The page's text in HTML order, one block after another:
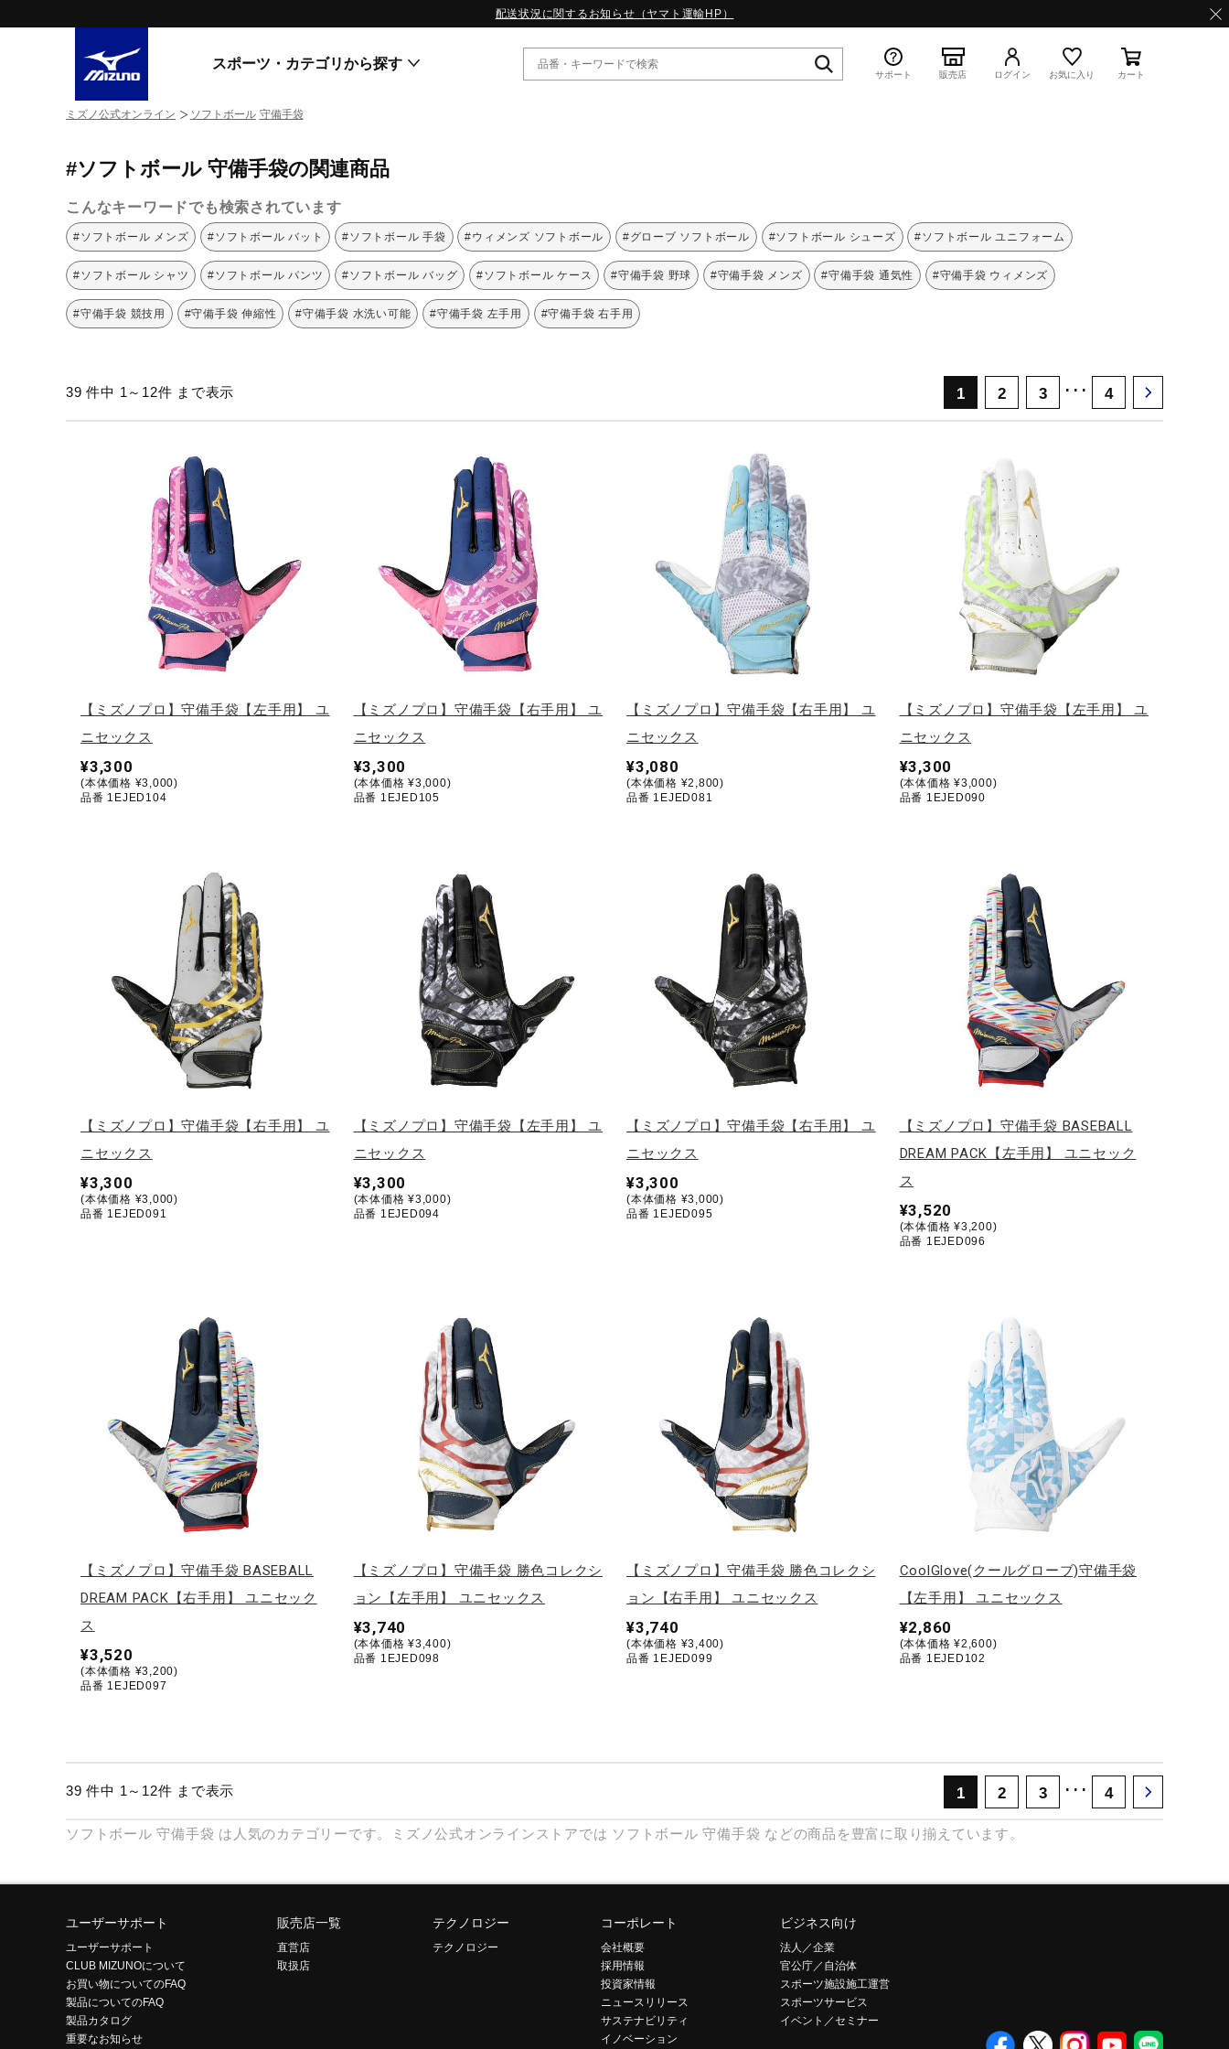
配送状況に関するお知らせ（ヤマト運輸HP）
スポーツ・カテゴリから探す
ライフスタイルウエア
ランニング
サッカー／フットサル
トレーニング
野球
バレーボール
ウィンタースポーツ
インナー
寝具／ミズノスリープ
コラボ／ライセンス
WAVE PROPHECY
MORELIA LS
WAVE RIDER
MXR
ゴアテックス
コラボレーション
その他シリーズ
W.PROPHECY1｜特集
WP MAGIC MITA｜特集
WP STRAP｜特集
スペシャルカラーパック｜特集
WP STRAP 2｜特集
マーガレット・ハウエル｜特集
サポート 販売店 ログイン お気に入り カート
ミズノ公式オンライン ソフトボール 守備手袋
#ソフトボール 守備手袋の関連商品
こんなキーワードでも検索されています
#ソフトボール メンズ #ソフトボール バット #ソフトボール 手袋 #ウィメンズ ソフトボール #グローブ ソフトボール #ソフトボール シューズ #ソフトボール ユニフォーム
#ソフトボール シャツ #ソフトボール パンツ #ソフトボール バッグ #ソフトボール ケース #守備手袋 野球 #守備手袋 メンズ #守備手袋 通気性 #守備手袋 ウィメンズ
#守備手袋 競技用 #守備手袋 伸縮性 #守備手袋 水洗い可能 #守備手袋 左手用 #守備手袋 右手用
39 件中 1～12件 まで表示 1 2 3 ･･･ 4
【ミズノプロ】守備手袋【左手用】 ユ
ニセックス
¥3,300
(本体価格 ¥3,000)
品番 1EJED104
【ミズノプロ】守備手袋【右手用】 ユ
ニセックス
¥3,300
(本体価格 ¥3,000)
品番 1EJED105
【ミズノプロ】守備手袋【右手用】 ユ
ニセックス
¥3,080
(本体価格 ¥2,800)
品番 1EJED081
【ミズノプロ】守備手袋【左手用】 ユ
ニセックス
¥3,300
(本体価格 ¥3,000)
品番 1EJED090
【ミズノプロ】守備手袋【右手用】 ユ
ニセックス
¥3,300
(本体価格 ¥3,000)
品番 1EJED091
【ミズノプロ】守備手袋【左手用】 ユ
ニセックス
¥3,300
(本体価格 ¥3,000)
品番 1EJED094
【ミズノプロ】守備手袋【右手用】 ユ
ニセックス
¥3,300
(本体価格 ¥3,000)
品番 1EJED095
【ミズノプロ】守備手袋 BASEBALL
DREAM PACK【左手用】 ユニセック
ス
¥3,520
(本体価格 ¥3,200)
品番 1EJED096
【ミズノプロ】守備手袋 BASEBALL
DREAM PACK【右手用】 ユニセック
ス
¥3,520
(本体価格 ¥3,200)
品番 1EJED097
【ミズノプロ】守備手袋 勝色コレクシ
ョン【左手用】 ユニセックス
¥3,740
(本体価格 ¥3,400)
品番 1EJED098
【ミズノプロ】守備手袋 勝色コレクシ
ョン【右手用】 ユニセックス
¥3,740
(本体価格 ¥3,400)
品番 1EJED099
CoolGlove(クールグローブ)守備手袋
【左手用】 ユニセックス
¥2,860
(本体価格 ¥2,600)
品番 1EJED102
39 件中 1～12件 まで表示 1 2 3 ･･･ 4
ソフトボール 守備手袋 は人気のカテゴリーです。ミズノ公式オンラインストアでは ソフトボール 守備手袋 などの商品を豊富に取り揃えています。
ユーザーサポート
ユーザーサポート
CLUB MIZUNOについて
お買い物についてのFAQ
製品についてのFAQ
製品カタログ
重要なお知らせ
販売店一覧
直営店
取扱店
テクノロジー
テクノロジー
コーポレート
会社概要
採用情報
投資家情報
ニュースリリース
サステナビリティ
イノベーション
ビジネス向け
法人／企業
官公庁／自治体
スポーツ施設施工運営
スポーツサービス
イベント／セミナー